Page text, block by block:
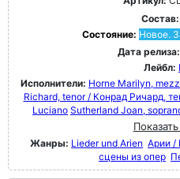
Состав:
Состояние: Новое.
Дата релиза:
Лейбл:
Исполнители: Horne Marilyn,
Richard, tenor / Конрад Ричард,
Luciano Sutherland Joan,
Жанры: Lieder und Arien Арии /
сцены из опер